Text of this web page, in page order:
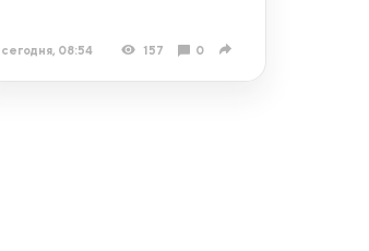
сегодня, 08:54 157 0